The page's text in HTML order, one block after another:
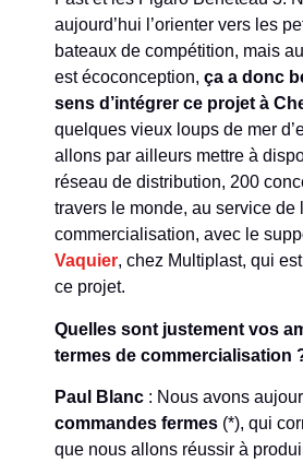
aujourd’hui l’orienter vers les
bateaux de compétition, mais
est écoconception, ça a donc
sens d’intégrer ce projet à
quelques vieux loups de mer
allons par ailleurs mettre à
réseau de distribution, 200
travers le monde, au service de
commercialisation, avec le
Vaquier, chez Multiplast, qui
ce projet.
Quelles sont justement vos
termes de commercialisation
Paul Blanc : Nous avons
commandes fermes (*), qui
que nous allons réussir à